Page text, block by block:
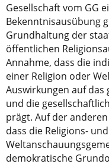
Gesellschaft vom GG
Bekenntnisausübung
Grundhaltung der
öffentlichen
Annahme, dass die
einer Religion oder
Auswirkungen auf
und die
prägt. Auf der
dass die Religions- und
demokratische